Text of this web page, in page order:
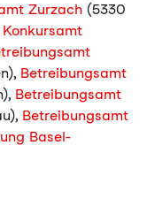
Zurzach (5330
Betreibungsamt
Betreibungsamt
Betreibungsamt
Basel-